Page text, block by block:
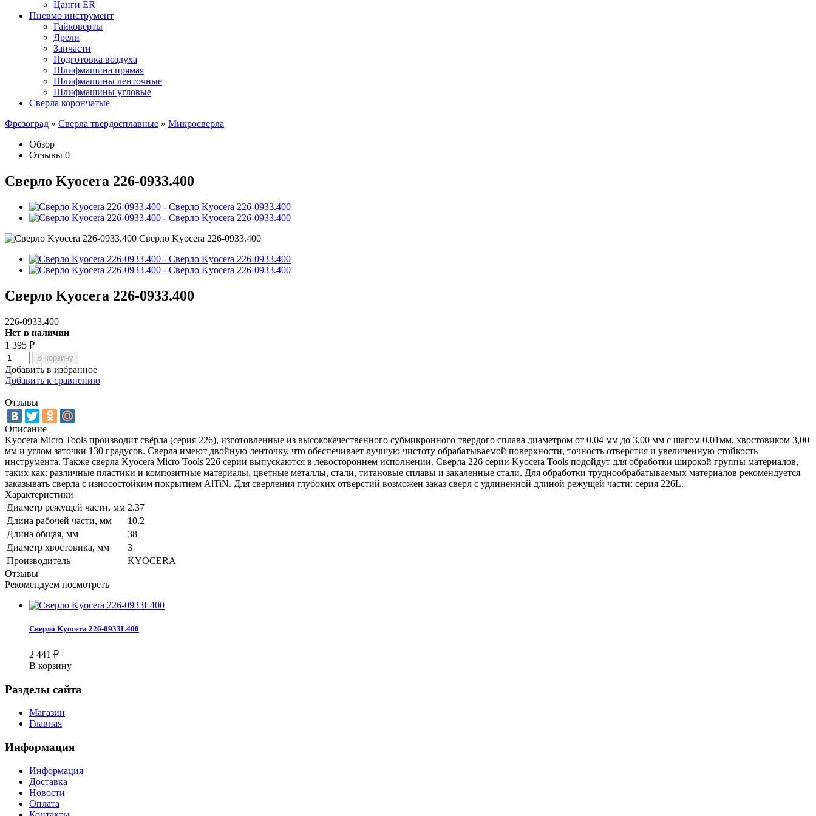
Цанги ER
Пневмо инструмент
Гайковерты
Дрели
Запчасти
Подготовка воздуха
Шлифмашина прямая
Шлифмашины ленточные
Шлифмашины угловые
Сверла корончатые
Фрезоград » Сверла твердосплавные » Микросверла
Обзор
Отзывы 0
Сверло Kyocera 226-0933.400
Сверло Kyocera 226-0933.400
226-0933.400
Нет в наличии
1 395 ₽
В корзину
Добавить в избранное
Добавить к сравнению
Отзывы
Описание
Kyocera Micro Tools производит свёрла (серия 226), изготовленные из высококачественного субмикронного твердого сплава диаметром от 0,04 мм до 3,00 мм с шагом 0,01мм, хвостовиком 3,00
мм и углом заточки 130 градусов. Сверла имеют двойную ленточку, что обеспечивает лучшую чистоту обрабатываемой поверхности, точность отверстия и увеличенную стойкость
инструмента. Также сверла Kyocera Micro Tools 226 серии выпускаются в левостороннем исполнении. Сверла 226 серии Kyocera Tools подойдут для обработки широкой группы материалов,
таких как: различные пластики и композитные материалы, цветные металлы, стали, титановые сплавы и закаленные стали. Для обработки труднообрабатываемых материалов рекомендуется
заказывать сверла с износостойким покрытием AlTiN. Для сверления глубоких отверстий возможен заказ сверл с удлиненной длиной режущей части: серия 226L.
Характеристики
Диаметр режущей части, мм 2.37
Длина рабочей части, мм
10.2
Длина общая, мм
38
Диаметр хвостовика, мм
3
Производитель
KYOCERA
Отзывы
Рекомендуем посмотреть
Сверло Kyocera 226-0933L400
2 441 ₽
В корзину
Разделы сайта
Магазин
Главная
Информация
Информация
Доставка
Новости
Оплата